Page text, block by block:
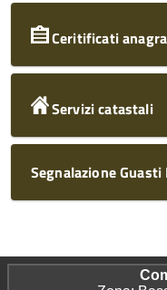
Ceritificati
Servizi catastali
Segnalazione